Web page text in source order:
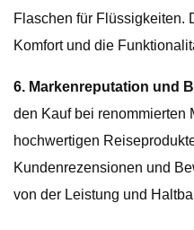
Flaschen für Flüssigkeiten.
Komfort und die
6. Markenreputation und
den Kauf bei renommierten
hochwertigen
Kundenrezensionen und
von der Leistung und